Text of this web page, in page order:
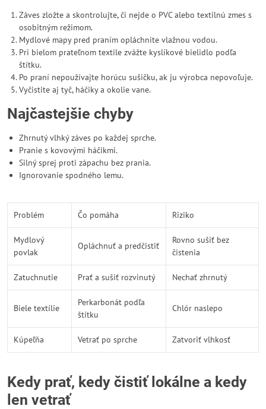
Záves zložte a skontrolujte, či nejde o PVC alebo textilnú zmes s
osobitným režimom.
Mydlové mapy pred praním opláchnite vlažnou vodou.
Pri bielom prateľnom textile zvážte kyslíkové bielidlo podľa
štítku.
Po praní nepoužívajte horúcu sušičku, ak ju výrobca nepovoľuje.
Vyčistite aj tyč, háčiky a okolie vane.
Najčastejšie chyby
Zhrnutý vlhký záves po každej sprche.
Pranie s kovovými háčikmi.
Silný sprej proti zápachu bez prania.
Ignorovanie spodného lemu.
Problém Čo pomáha Riziko
Mydlový
povlak
Opláchnuť a predčistiť
Rovno sušiť bez
čistenia
Zatuchnutie Prať a sušiť rozvinutý Nechať zhrnutý
Biele textílie
Perkarbonát podľa
štítku
Chlór naslepo
Kúpeľňa Vetrať po sprche Zatvoriť vlhkosť
Kedy prať, kedy čistiť lokálne a kedy
len vetrať